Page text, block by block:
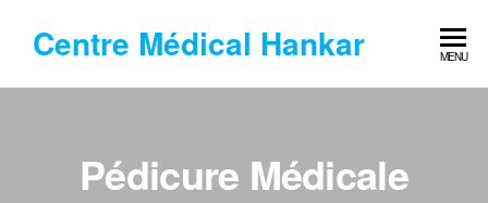
Centre Médical Hankar MENU
Pédicure Médicale